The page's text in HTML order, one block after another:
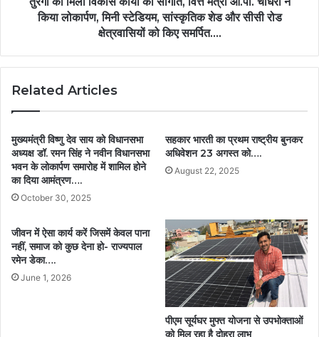
किया लोकार्पण, मिनी स्टेडियम, सांस्कृतिक शेड और सीसी रोड
क्षेत्रवासियों को किए समर्पित….
Related Articles
मुख्यमंत्री विष्णु देव साय को विधानसभा
अध्यक्ष डॉ. रमन सिंह ने नवीन विधानसभा
भवन के लोकार्पण समारोह में शामिल होने
का दिया आमंत्रण….
October 30, 2025
सहकार भारती का प्रथम राष्ट्रीय बुनकर
अधिवेशन 23 अगस्त को….
August 22, 2025
जीवन में ऐसा कार्य करें जिसमें केवल पाना
नहीं, समाज को कुछ देना हो- राज्यपाल
रमेन डेका….
June 1, 2026
पीएम सूर्यघर मुफ्त योजना से उपभोक्ताओं